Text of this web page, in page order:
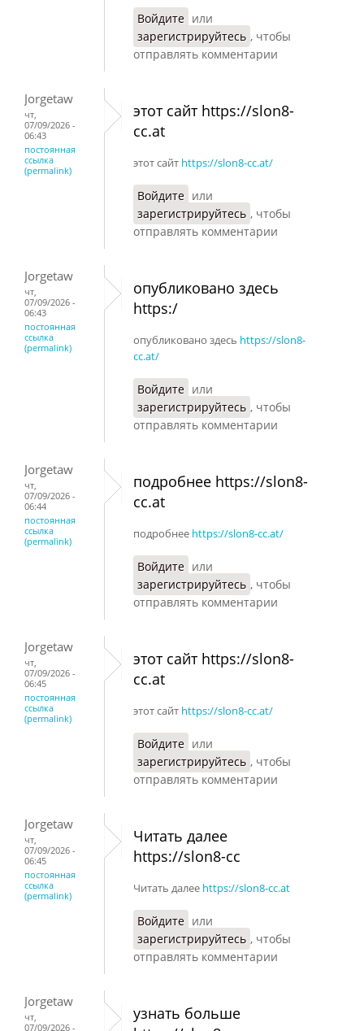
Войдите или
зарегистрируйтесь , чтобы
отправлять комментарии
Jorgetaw
чт,
07/09/2026 -
06:43
постоянная
ссылка
(permalink)
этот сайт https://slon8-
cc.at
этот сайт https://slon8-cc.at/
Войдите или
зарегистрируйтесь , чтобы
отправлять комментарии
Jorgetaw
чт,
07/09/2026 -
06:43
постоянная
ссылка
(permalink)
опубликовано здесь
https:/
опубликовано здесь https://slon8-
cc.at/
Войдите или
зарегистрируйтесь , чтобы
отправлять комментарии
Jorgetaw
чт,
07/09/2026 -
06:44
постоянная
ссылка
(permalink)
подробнее https://slon8-
cc.at
подробнее https://slon8-cc.at/
Войдите или
зарегистрируйтесь , чтобы
отправлять комментарии
Jorgetaw
чт,
07/09/2026 -
06:45
постоянная
ссылка
(permalink)
этот сайт https://slon8-
cc.at
этот сайт https://slon8-cc.at/
Войдите или
зарегистрируйтесь , чтобы
отправлять комментарии
Jorgetaw
чт,
07/09/2026 -
06:45
постоянная
ссылка
(permalink)
Читать далее
https://slon8-cc
Читать далее https://slon8-cc.at
Войдите или
зарегистрируйтесь , чтобы
отправлять комментарии
Jorgetaw
чт,
07/09/2026 -
узнать больше